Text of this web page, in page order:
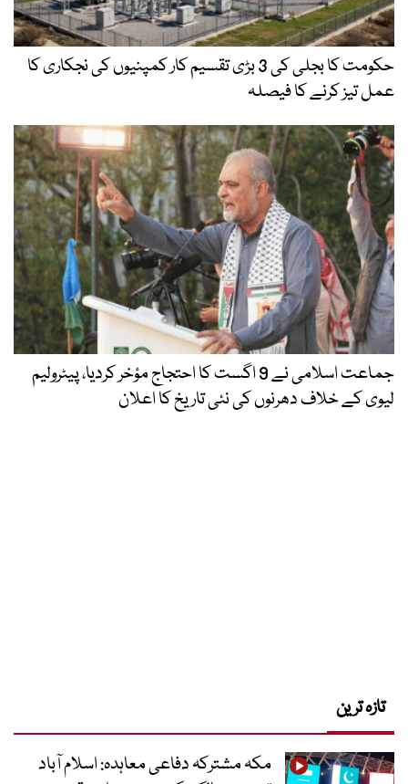
حکومت کا بجلی کی 3 بڑی تقسیم کار کمپنیوں کی نجکاری کا
عمل تیز کرنے کا فیصلہ
جماعت اسلامی نے 9 اگست کا احتجاج مؤخر کردیا، پیٹرولیم
لیوی کے خلاف دھرنوں کی نئی تاریخ کا اعلان
تازہ ترین
مکہ مشترکہ دفاعی معاہدہ: اسلام آباد